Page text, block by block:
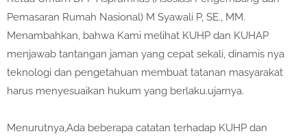
Pemasaran Rumah Nasional) M Syawali P, SE., MM.
Menambahkan, bahwa Kami melihat KUHP dan KUHAP
menjawab tantangan jaman yang cepat sekali, dinamis nya
teknologi dan pengetahuan membuat tatanan masyarakat
harus menyesuaikan hukum yang berlaku.ujarnya.
Menurutnya,Ada beberapa catatan terhadap KUHP dan